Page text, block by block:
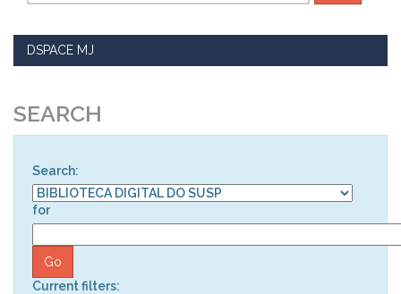
DSPACE MJ
SEARCH
Search:
for
Current filters: